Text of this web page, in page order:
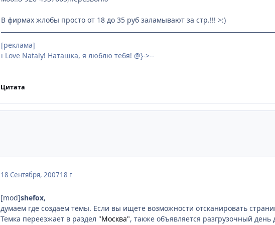
В фирмах жлобы просто от 18 до 35 руб заламывают за стр.!!! >:)
[реклама]
i Love Nataly! Наташка, я люблю тeбя! @}->--
Цитата
18 Сентября, 200718 г
[mod]shefox,
думаем где создаем темы. Если вы ищете возможности отсканировать
Темка переезжает в раздел "Москва", также объявляется разгрузочный